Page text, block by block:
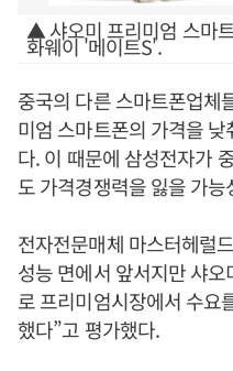
▲ 샤오미 프리미엄 스마
화웨이 '메이트S'.
중국의 다른 스마트폰업체
미엄 스마트폰의 가격을
다. 이 때문에 삼성전자가
도 가격경쟁력을 잃을 가
전자전문매체 마스터헤럴
성능 면에서 앞서지만 샤
로 프리미엄시장에서 수요
했다”고 평가했다.